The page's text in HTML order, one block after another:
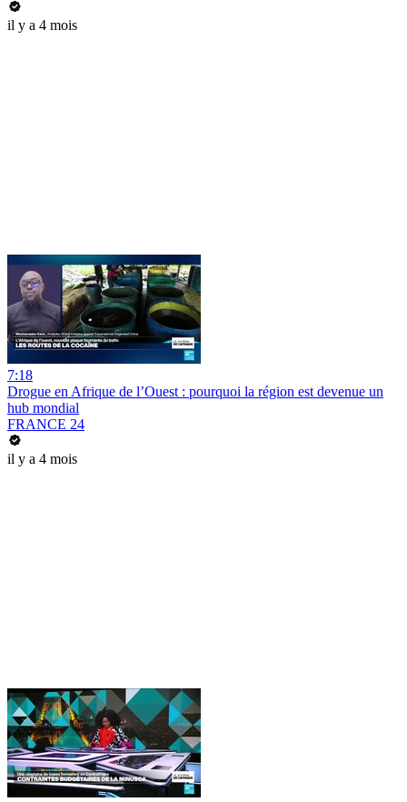
il y a 4 mois
7:18
Drogue en Afrique de l’Ouest : pourquoi la région est devenue un
hub mondial
FRANCE 24
il y a 4 mois